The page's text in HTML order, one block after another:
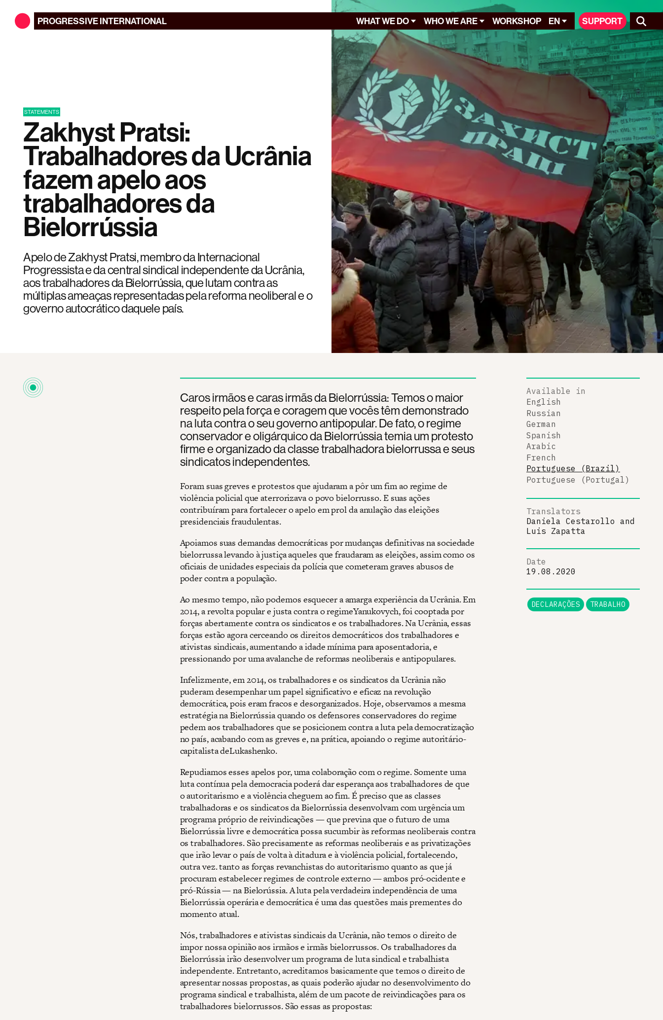
PROGRESSIVEINTERNATIONAL WHAT WE DO WHO WE ARE WORKSHOP EN SUPPORT
STATEMENTS
Zakhyst Pratsi:
Trabalhadores da Ucrânia
fazem apelo aos
trabalhadores da
Bielorrússia
Apelo de Zakhyst Pratsi, membro da Internacional
Progressista e da central sindical independente da Ucrânia,
aos trabalhadores da Bielorrússia, que lutam contra as
múltiplas ameaças representadas pela reforma neoliberal e o
governo autocrático daquele país.
Caros irmãos e caras irmãs da Bielorrússia: Temos o maior
respeito pela força e coragem que vocês têm demonstrado
na luta contra o seu governo antipopular. De fato, o regime
conservador e oligárquico da Bielorrússia temia um protesto
firme e organizado da classe trabalhadora bielorrussa e seus
sindicatos independentes.
Foram suas greves e protestos que ajudaram a pôr um fim ao regime de
violência policial que aterrorizava o povo bielorrusso. E suas ações
contribuíram para fortalecer o apelo em prol da anulação das eleições
presidenciais fraudulentas.
Apoiamos suas demandas democráticas por mudanças definitivas na sociedade
bielorrussa levando à justiça aqueles que fraudaram as eleições, assim como os
oficiais de unidades especiais da polícia que cometeram graves abusos de
poder contra a população.
Ao mesmo tempo, não podemos esquecer a amarga experiência da Ucrânia. Em
2014, a revolta popular e justa contra o regimeYanukovych, foi cooptada por
forças abertamente contra os sindicatos e os trabalhadores. Na Ucrânia, essas
forças estão agora cerceando os direitos democráticos dos trabalhadores e
ativistas sindicais, aumentando a idade mínima para aposentadoria, e
pressionando por uma avalanche de reformas neoliberais e antipopulares.
Infelizmente, em 2014, os trabalhadores e os sindicatos da Ucrânia não
puderam desempenhar um papel significativo e eficaz na revolução
democrática, pois eram fracos e desorganizados. Hoje, observamos a mesma
estratégia na Bielorrússia quando os defensores conservadores do regime
pedem aos trabalhadores que se posicionem contra a luta pela democratização
no país, acabando com as greves e, na prática, apoiando o regime autoritário-
capitalista deLukashenko.
Repudiamos esses apelos por, uma colaboração com o regime. Somente uma
luta contínua pela democracia poderá dar esperança aos trabalhadores de que
o autoritarismo e a violência cheguem ao fim. É preciso que as classes
trabalhadoras e os sindicatos da Bielorrússia desenvolvam com urgência um
programa próprio de reivindicações — que previna que o futuro de uma
Bielorrússia livre e democrática possa sucumbir às reformas neoliberais contra
os trabalhadores. São precisamente as reformas neoliberais e as privatizações
que irão levar o país de volta à ditadura e à violência policial, fortalecendo,
outra vez. tanto as forças revanchistas do autoritarismo quanto as que já
procuram estabelecer regimes de controle externo — ambos pró-ocidente e
pró-Rússia — na Bielorússia. A luta pela verdadeira independência de uma
Bielorrússia operária e democrática é uma das questões mais prementes do
momento atual.
Nós, trabalhadores e ativistas sindicais da Ucrânia, não temos o direito de
impor nossa opinião aos irmãos e irmãs bielorrussos. Os trabalhadores da
Bielorrússia irão desenvolver um programa de luta sindical e trabalhista
independente. Entretanto, acreditamos basicamente que temos o direito de
apresentar nossas propostas, as quais poderão ajudar no desenvolvimento do
programa sindical e trabalhista, além de um pacote de reivindicações para os
trabalhadores bielorrussos. São essas as propostas:
Available in
English
Russian
German
Spanish
Arabic
French
Portuguese (Brazil)
Portuguese (Portugal)
Translators
Daniela Cestarollo and
Luis Zapatta
Date
19.08.2020
DECLARAÇÕES TRABALHO